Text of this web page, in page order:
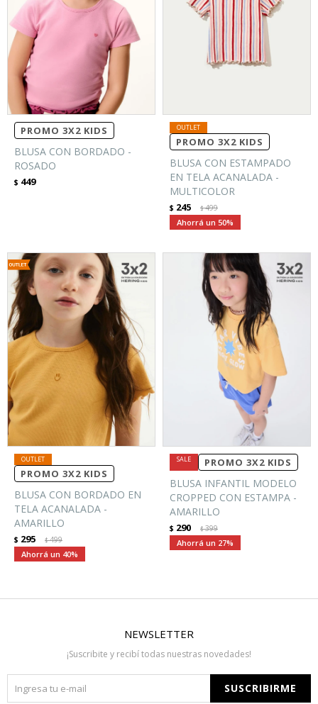
PROMO 3X2 KIDS
BLUSA CON BORDADO -
ROSADO
$ 449
PROMO 3X2 KIDS
BLUSA CON ESTAMPADO
EN TELA ACANALADA -
MULTICOLOR
$ 245 $499
50
PROMO 3X2 KIDS
BLUSA CON BORDADO EN
TELA ACANALADA -
AMARILLO
$ 295 $499
40
PROMO 3X2 KIDS
BLUSA INFANTIL MODELO
CROPPED CON ESTAMPA -
AMARILLO
$ 290 $399
27
NEWSLETTER
¡Suscribite y recibí todas nuestras novedades!
SUSCRIBIRME